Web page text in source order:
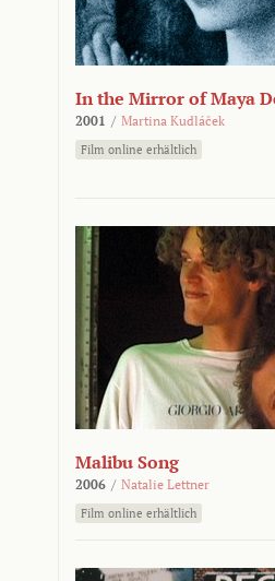
In the Mirror of Maya
2001 / Martina Kudláček
Film online erhältlich
Malibu Song
2006 / Natalie Lettner
Film online erhältlich